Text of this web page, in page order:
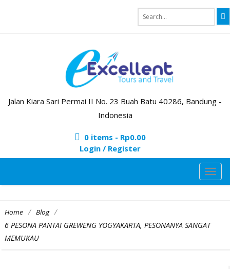
Jalan Kiara Sari Permai II No. 23 Buah Batu 40286, Bandung -
Indonesia
0 items - Rp0.00
Login / Register
Home / Blog /
6 PESONA PANTAI GREWENG YOGYAKARTA, PESONANYA SANGAT
MEMUKAU